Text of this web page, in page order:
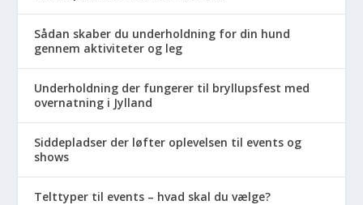
Sådan skaber du underholdning for din hund
gennem aktiviteter og leg
Underholdning der fungerer til bryllupsfest med
overnatning i Jylland
Siddepladser der løfter oplevelsen til events og
shows
Telttyper til events – hvad skal du vælge?